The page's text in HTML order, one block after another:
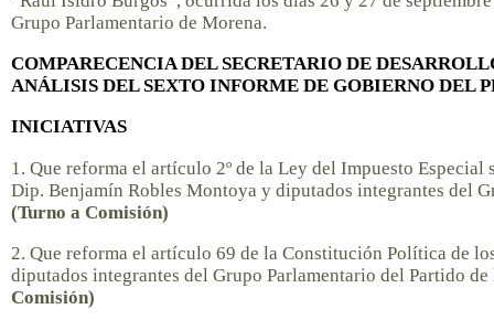
Grupo Parlamentario de Morena.
COMPARECENCIA DEL SECRETARIO DE
ANÁLISIS DEL SEXTO INFORME DE GOBIERNO DEL
INICIATIVAS
1. Que reforma el artículo 2º de la Ley del Impuesto
Dip. Benjamín Robles Montoya y diputados integrantes del
(Turno a Comisión)
2. Que reforma el artículo 69 de la Constitución Política de
diputados integrantes del Grupo Parlamentario del Partido
Comisión)